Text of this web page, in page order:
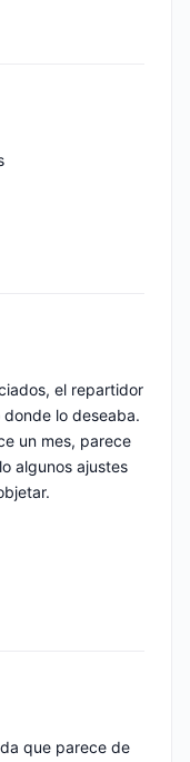
el repartidor
lo deseaba.
un mes, parece
algunos ajustes
que parece de